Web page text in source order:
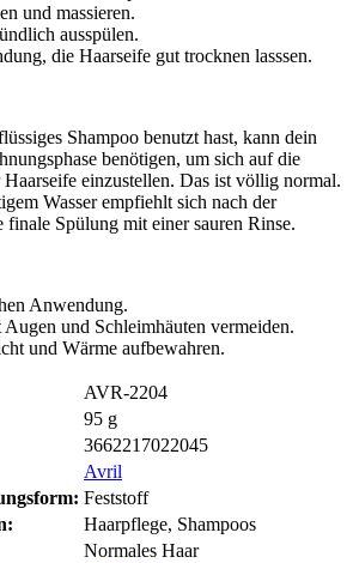
und massieren.
ausspülen.
die Haarseife gut trocknen lasssen.
Shampoo benutzt hast, kann dein
benötigen, um sich auf die
einzustellen. Das ist völlig normal.
Wasser empfiehlt sich nach der
finale Spülung mit einer sauren Rinse.
Anwendung.
und Schleimhäuten vermeiden.
und Wärme aufbewahren.
AVR-2204
95 g
3662217022045
Avril
Feststoff
Haarpflege, Shampoos
Normales Haar